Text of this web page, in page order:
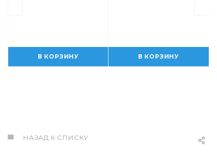
В КОРЗИНУ В КОРЗИНУ
НАЗАД К СПИСКУ